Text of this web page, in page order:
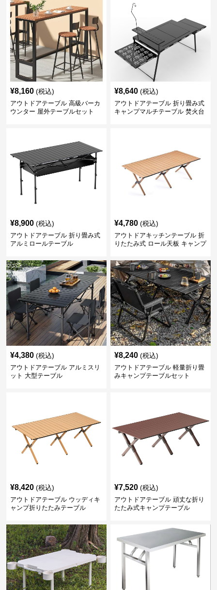
¥8,160 (税込)
アウトドアテーブル 高級バーカ
ウンター 屋外テーブルセット
¥8,640 (税込)
アウトドアテーブル 折り畳み式
キャンプマルチテーブル 焚火台
¥8,900 (税込)
アウトドアテーブル 折り畳み式
アルミロールテーブル
¥4,780 (税込)
アウトドアキッチンテーブル 折
りたたみ式 ロール天板 キャンプ
¥4,380 (税込)
アウトドアテーブル アルミスリ
ット 大型テーブル
¥8,240 (税込)
アウトドアテーブル 軽量折り畳
みキャンプテーブルセット
¥8,420 (税込)
アウトドアテーブル ウッディキ
ャンプ折りたたみテーブル
¥7,520 (税込)
アウトドアテーブル 頑丈な折り
たたみ式キャンプテーブル